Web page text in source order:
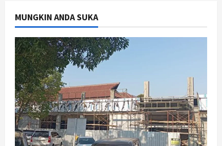
3
Cantik Bangsawan Jawa
4
Jogja
Jasa Marga Pastikan Pembangunan
Tol Jogja-Solo Segera Rampung,
Progres 98 Persen
Agustus 6, 2026
Politik
Karwito Komitmen Perbaikan Jalan
Desa Sidomukti dengan Cor Beton
MUNGKIN ANDA SUKA